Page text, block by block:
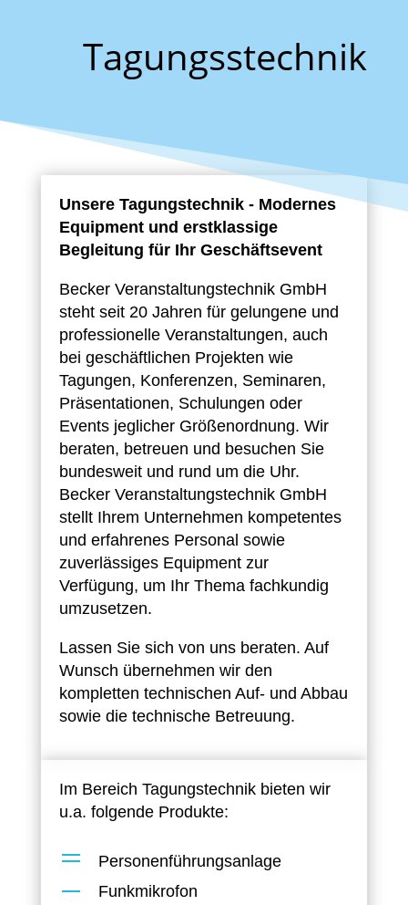
Tagungsstechnik
Unsere Tagungstechnik - Modernes
Equipment und erstklassige
Begleitung für Ihr Geschäftsevent
Becker Veranstaltungstechnik GmbH
steht seit 20 Jahren für gelungene und
professionelle Veranstaltungen, auch
bei geschäftlichen Projekten wie
Tagungen, Konferenzen, Seminaren,
Präsentationen, Schulungen oder
Events jeglicher Größenordnung. Wir
beraten, betreuen und besuchen Sie
bundesweit und rund um die Uhr.
Becker Veranstaltungstechnik GmbH
stellt Ihrem Unternehmen kompetentes
und erfahrenes Personal sowie
zuverlässiges Equipment zur
Verfügung, um Ihr Thema fachkundig
umzusetzen.
Lassen Sie sich von uns beraten. Auf
Wunsch übernehmen wir den
kompletten technischen Auf- und Abbau
sowie die technische Betreuung.
Im Bereich Tagungstechnik bieten wir
u.a. folgende Produkte:
Personenführungsanlage
Funkmikrofon